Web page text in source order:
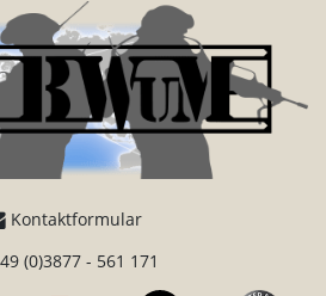
Kontaktformular
(0)3877 - 561 171